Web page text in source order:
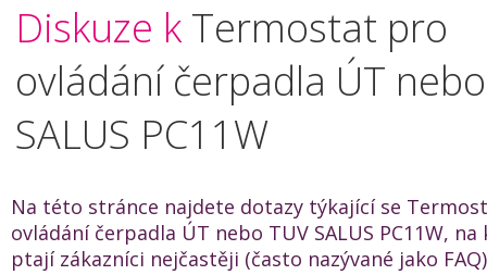
Diskuze k Termostat pro
ovládání čerpadla ÚT
SALUS PC11W
Na této stránce najdete dotazy týkající se
ovládání čerpadla ÚT nebo TUV SALUS PC11W,
ptají zákazníci nejčastěji (často nazývané jako